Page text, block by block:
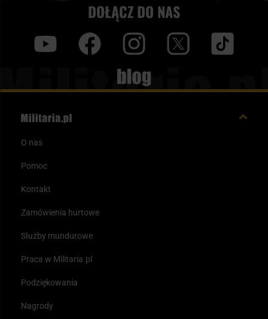
DOŁĄCZ DO NAS
Blog
O nas
Pomoc
Kontakt
Zamówienia hurtowe
Służby mundurowe
Praca w Militaria.pl
Podziękowania
Nagrody